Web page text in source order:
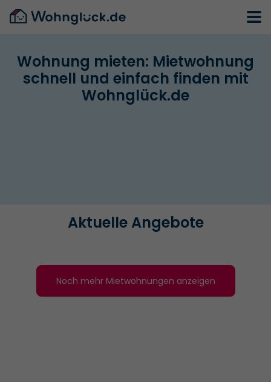
Wohnung mieten: Mietwohnung
schnell und einfach finden mit
Wohnglück.de
Aktuelle Angebote
Noch mehr Mietwohnungen anzeigen